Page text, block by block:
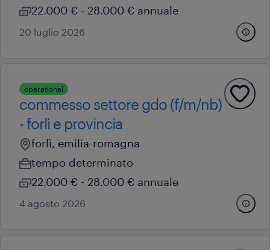
22.000 € - 28.000 € annuale
20 luglio 2026
operational
commesso settore gdo (f/m/nb)
- forlì e provincia
forlì, emilia-romagna
tempo determinato
22.000 € - 28.000 € annuale
4 agosto 2026